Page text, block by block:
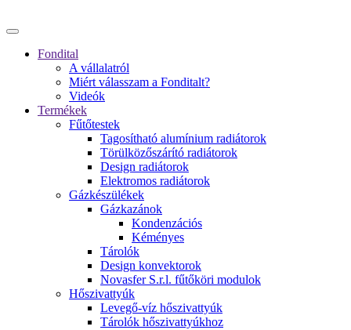
Fondital
A vállalatról
Miért válasszam a Fonditalt?
Videók
Termékek
Fűtőtestek
Tagosítható alumínium radiátorok
Törülközőszárító radiátorok
Design radiátorok
Elektromos radiátorok
Gázkészülékek
Gázkazánok
Kondenzációs
Kéményes
Tárolók
Design konvektorok
Novasfer S.r.l. fűtőköri modulok
Hőszivattyúk
Levegő-víz hőszivattyúk
Tárolók hőszivattyúkhoz